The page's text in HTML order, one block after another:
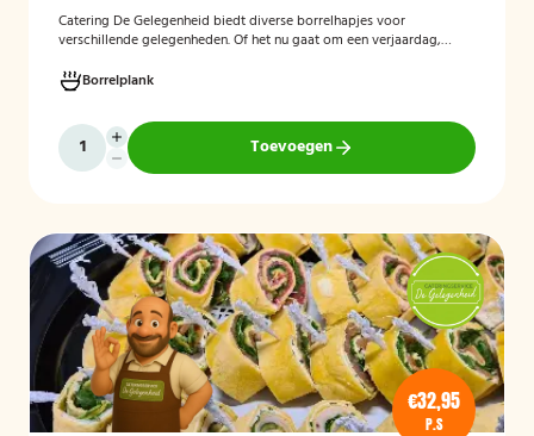
Catering De Gelegenheid biedt diverse borrelhapjes voor
verschillende gelegenheden. Of het nu gaat om een verjaardag,
Hieronder ziet u een selectie uit ons aanbod. De tapasspiesjesschaal
is geschikt voor maximaal 6 personen.
Borrelplank
Toevoegen
€32,95
P.S